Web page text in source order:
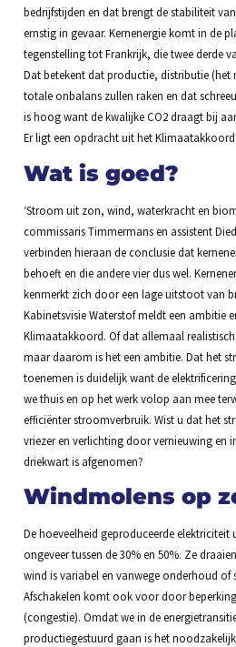
bedrijfstijden en dat brengt de stabiliteit
ernstig in gevaar. Kernenergie komt in de
tegenstelling tot Frankrijk, die twee derde
Dat betekent dat productie, distributie (het
totale onbalans zullen raken en dat
is hoog want de kwalijke CO2 draagt bij
Er ligt een opdracht uit het Klimaatakkoord.
Wat is goed?
‘Stroom uit zon, wind, waterkracht en
commissaris Timmermans en assistent
verbinden hieraan de conclusie dat
behoeft en die andere vier dus wel.
kenmerkt zich door een lage uitstoot van
Kabinetsvisie Waterstof meldt een ambitie
Klimaatakkoord. Of dat allemaal
maar daarom is het een ambitie. Dat het
toenemen is duidelijk want de
we thuis en op het werk volop aan mee
efficiënter stroomverbruik. Wist u dat het
vriezer en verlichting door vernieuwing en
driekwart is afgenomen?
Windmolens op
De hoeveelheid geproduceerde
ongeveer tussen de 30% en 50%. Ze
wind is variabel en vanwege onderhoud of
Afschakelen komt ook voor door
(congestie). Omdat we in de
productiegestuurd gaan is het